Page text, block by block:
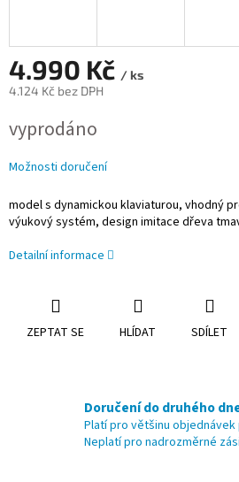
4.990 Kč / ks
4.124 Kč bez DPH
cena:
vyprodáno
Možnosti doručení
model s dynamickou klaviaturou, vhodný
výukový systém, design imitace dřeva
Detailní informace
ZEPTAT SE HLÍDAT SDÍLET
Doručení do druhého
Platí pro většinu objednávek
Neplatí pro nadrozměrné